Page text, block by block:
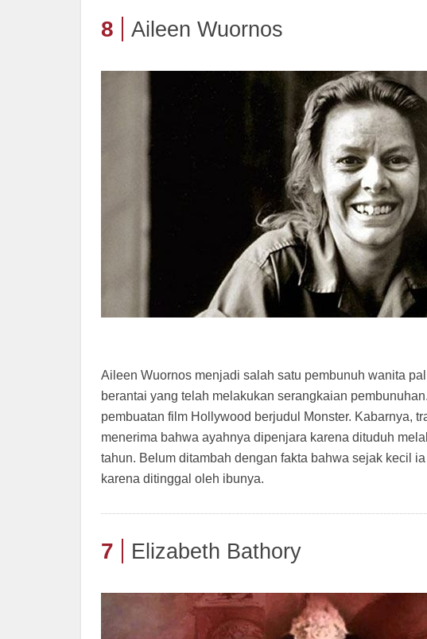
8 Aileen Wuornos
Aileen Wuornos menjadi salah satu pembunuh wanita
berantai yang telah melakukan serangkaian
pembuatan film Hollywood berjudul Monster. Kabarnya,
menerima bahwa ayahnya dipenjara karena dituduh
tahun. Belum ditambah dengan fakta bahwa sejak kecil
karena ditinggal oleh ibunya.
7 Elizabeth Bathory